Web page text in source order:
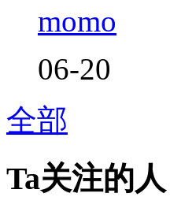
momo
06-20
全部
Ta关注的人